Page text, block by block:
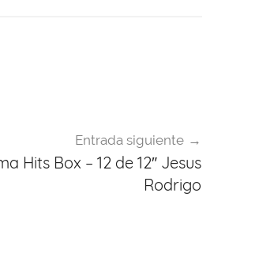
Entrada siguiente
Hits Box – 12 de 12″ Jesus
Rodrigo